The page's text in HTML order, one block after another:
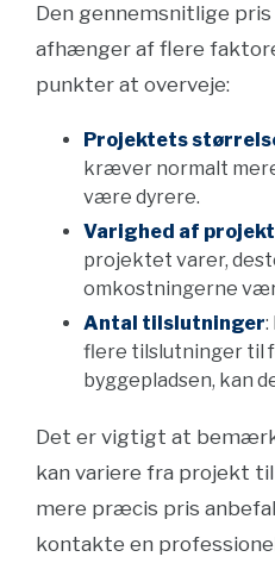
Den gennemsnitlige
afhænger af flere
punkter at overveje:
Projektets
kræver normalt
være dyrere.
Varighed af
projektet varer,
omkostningerne
Antal tilslutninger:
flere tilslutninger til
byggepladsen, kan
Det er vigtigt at
kan variere fra projekt
mere præcis pris
kontakte en